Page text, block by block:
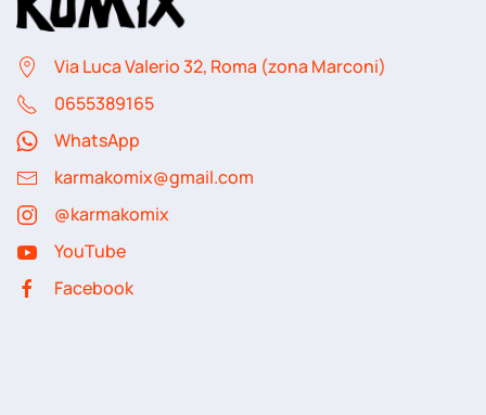
Via Luca Valerio 32, Roma (zona Marconi)
0655389165
WhatsApp
karmakomix@gmail.com
@karmakomix
YouTube
Facebook